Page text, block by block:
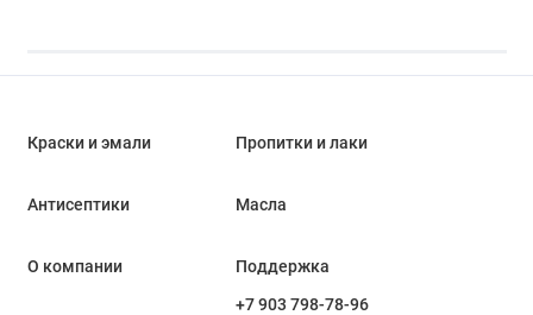
Краски и эмали Пропитки и лаки
Антисептики Масла
О компании
Поддержка
+7 903 798-78-96